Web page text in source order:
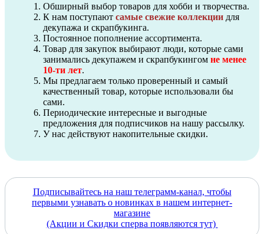
Обширный выбор товаров для хобби и творчества.
К нам поступают самые свежие коллекции для
декупажа и скрапбукинга.
Постоянное пополнение ассортимента.
Товар для закупок выбирают люди, которые сами
занимались декупажем и скрапбукингом не менее
10-ти лет.
Мы предлагаем только проверенный и самый
качественный товар, которые использовали бы
сами.
Периодические интересные и выгодные
предложения для подписчиков на нашу рассылку.
У нас действуют накопительные скидки.
Подписывайтесь на наш телеграмм-канал, чтобы
первыми узнавать о новинках в нашем интернет-
магазине
(Акции и Скидки сперва появляются тут)